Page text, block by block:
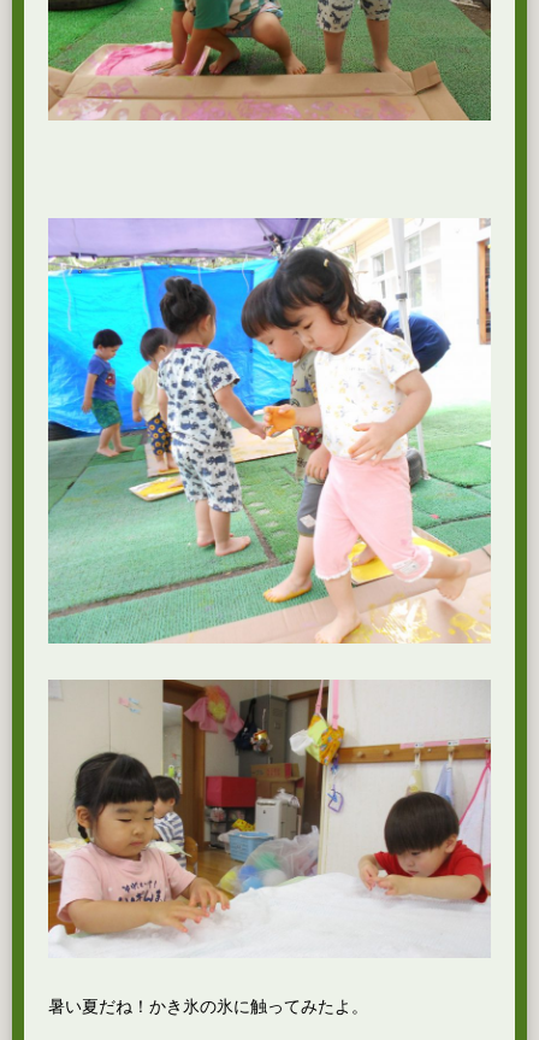
暑い夏だね！かき氷の氷に触ってみたよ。